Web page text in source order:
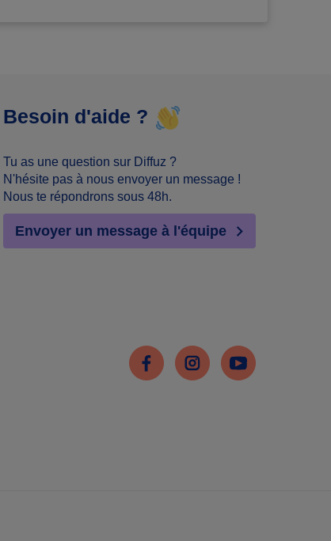
Besoin d'aide ?
Tu as une question sur Diffuz ?
N'hésite pas à nous envoyer un message !
Nous te répondrons sous 48h.
Envoyer un message à l'équipe
FacebookInstagramYoutube